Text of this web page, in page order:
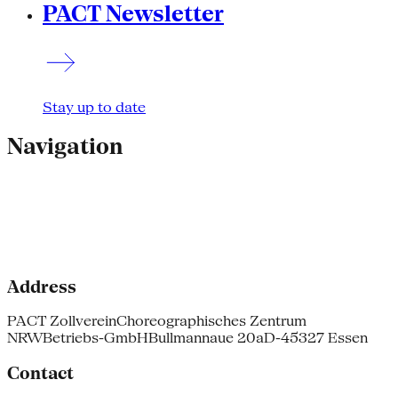
PACT Newsletter
Stay up to date
Navigation
Address
PACT ZollvereinChoreographisches Zentrum
NRWBetriebs-GmbHBullmannaue 20aD-45327 Essen
Contact